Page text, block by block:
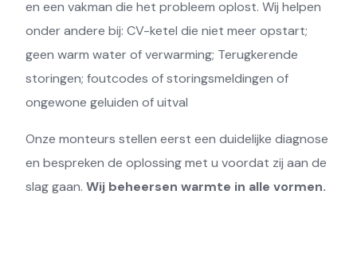
en een vakman die het probleem oplost. Wij helpen
onder andere bij: CV-ketel die niet meer opstart;
geen warm water of verwarming; Terugkerende
storingen; foutcodes of storingsmeldingen of
ongewone geluiden of uitval
Onze monteurs stellen eerst een duidelijke diagnose
en bespreken de oplossing met u voordat zij aan de
slag gaan. Wij beheersen warmte in alle vormen.